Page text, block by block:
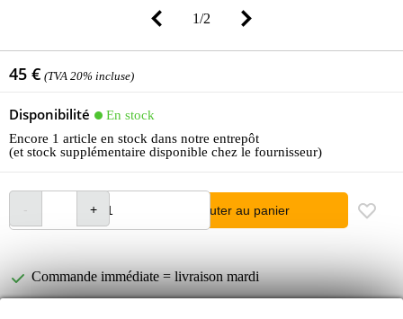
1/2
45 € (TVA 20% incluse)
Disponibilité
En stock
Encore 1 article en stock dans notre entrepôt
(et stock supplémentaire disponible chez le fournisseur)
Ajouter au panier
Commande immédiate = livraison mardi